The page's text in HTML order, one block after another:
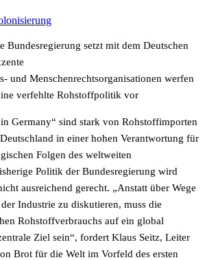
Bundesregierung setzt mit dem Deutschen
und Menschenrechtsorganisationen werfen
verfehlte Rohstoffpolitik vor
Germany“ sind stark von Rohstoffimporten
in einer hohen Verantwortung für
Folgen des weltweiten
Politik der Bundesregierung wird
ausreichend gerecht. „Anstatt über Wege
Industrie zu diskutieren, muss die
Rohstoffverbrauchs auf ein global
Ziel sein“, fordert Klaus Seitz, Leiter
Brot für die Welt im Vorfeld des ersten